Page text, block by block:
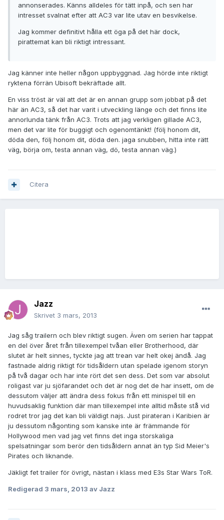
annonserades. Känns alldeles för tätt inpå, och sen har
intresset svalnat efter att AC3 var lite utav en besvikelse.
Jag kommer definitivt hålla ett öga på det här dock,
pirattemat kan bli riktigt intressant.
Jag känner inte heller någon uppbyggnad. Jag hörde inte riktigt
ryktena förrän Ubisoft bekräftade allt.
En viss tröst är väl att det är en annan grupp som jobbat på det
här än AC3, så det har varit i utveckling länge och det finns lite
annorlunda tänk från AC3. Trots att jag verkligen gillade AC3,
men det var lite för buggigt och ogenomtänkt! (följ honom dit,
döda den, följ honom dit, döda den. jaga snubben, hitta inte rätt
väg, börja om, testa annan väg, dö, testa annan väg.)
Citera
Jazz
Skrivet 3 mars, 2013
Jag såg trailern och blev riktigt sugen. Även om serien har tappat
en del över året från tillexempel tvåan eller Brotherhood, där
slutet är helt sinnes, tyckte jag att trean var helt okej ändå. Jag
fastnade aldrig riktigt för tidsåldern utan spelade igenom storyn
på två dagar och har inte rört det sen dess. Det som var absolut
roligast var ju sjöfarandet och det är nog det de har insett, om de
dessutom väljer att ändra dess fokus från ett minispel till en
huvudsaklig funktion där man tillexempel inte alltid måste stå vid
rodret tror jag det kan bli väldigt najs. Just pirateran i Karibien är
ju dessutom någonting som kanske inte är främmande för
Hollywood men vad jag vet finns det inga storskaliga
spelsatningar som berör den tidsåldern annat än typ Sid Meier's
Pirates och liknande.
Jäkligt fet trailer för övrigt, nästan i klass med E3s Star Wars ToR.
Redigerad 3 mars, 2013 av Jazz